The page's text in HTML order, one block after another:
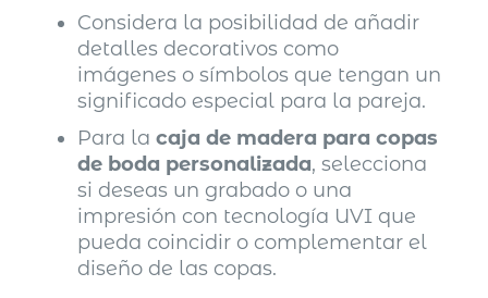
Considera la posibilidad de añadir
detalles decorativos como
imágenes o símbolos que tengan un
significado especial para la pareja.
Para lacaja de madera para copas
de boda personalizada, selecciona
si deseas un grabado o una
impresión con tecnología UVI que
pueda coincidir o complementar el
diseño de las copas.